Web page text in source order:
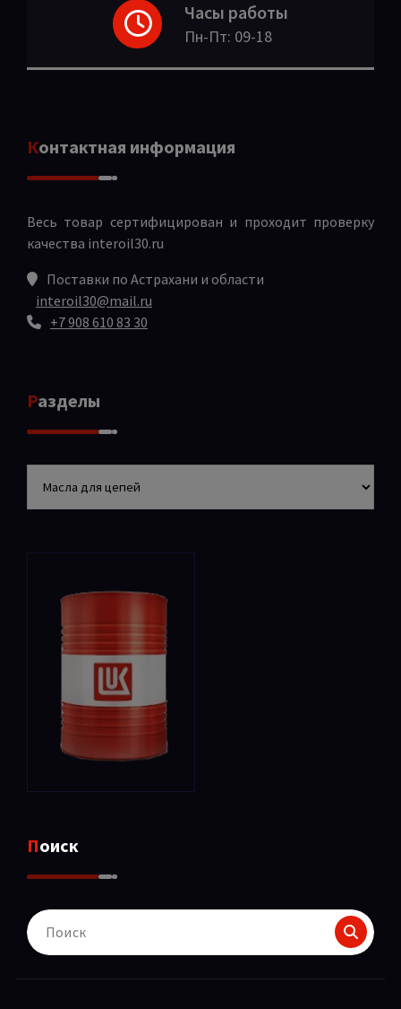
Часы работы
Пн-Пт: 09-18
Контактная информация
Весь товар сертифицирован и проходит проверку
качества interoil30.ru
Поставки по Астрахани и области
interoil30@mail.ru
+7 908 610 83 30
Разделы
Поиск
Поиск
для: